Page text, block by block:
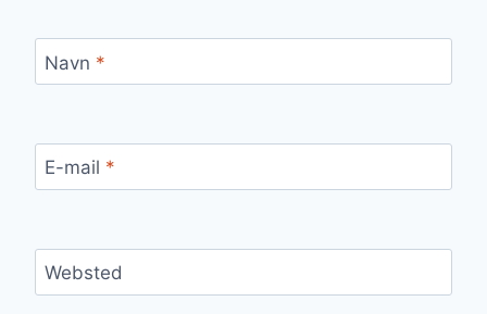
Navn *
E-mail *
Websted